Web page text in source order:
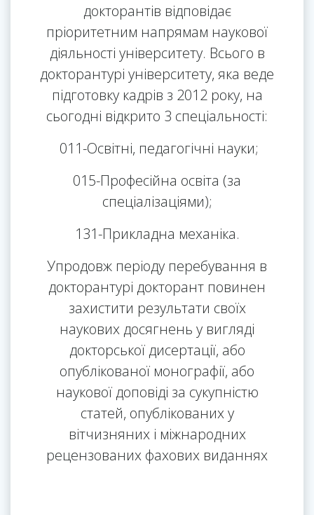
докторантів відповідає
пріоритетним напрямам наукової
діяльності університету. Всього в
докторантурі університету, яка веде
підготовку кадрів з 2012 року, на
сьогодні відкрито 3 спеціальності:
011-Освітні, педагогічні науки;
015-Професійна освіта (за
спеціалізаціями);
131-Прикладна механіка.
Упродовж періоду перебування в
докторантурі докторант повинен
захистити результати своїх
наукових досягнень у вигляді
докторської дисертації, або
опублікованої монографії, або
наукової доповіді за сукупністю
статей, опублікованих у
вітчизняних і міжнародних
рецензованих фахових виданнях